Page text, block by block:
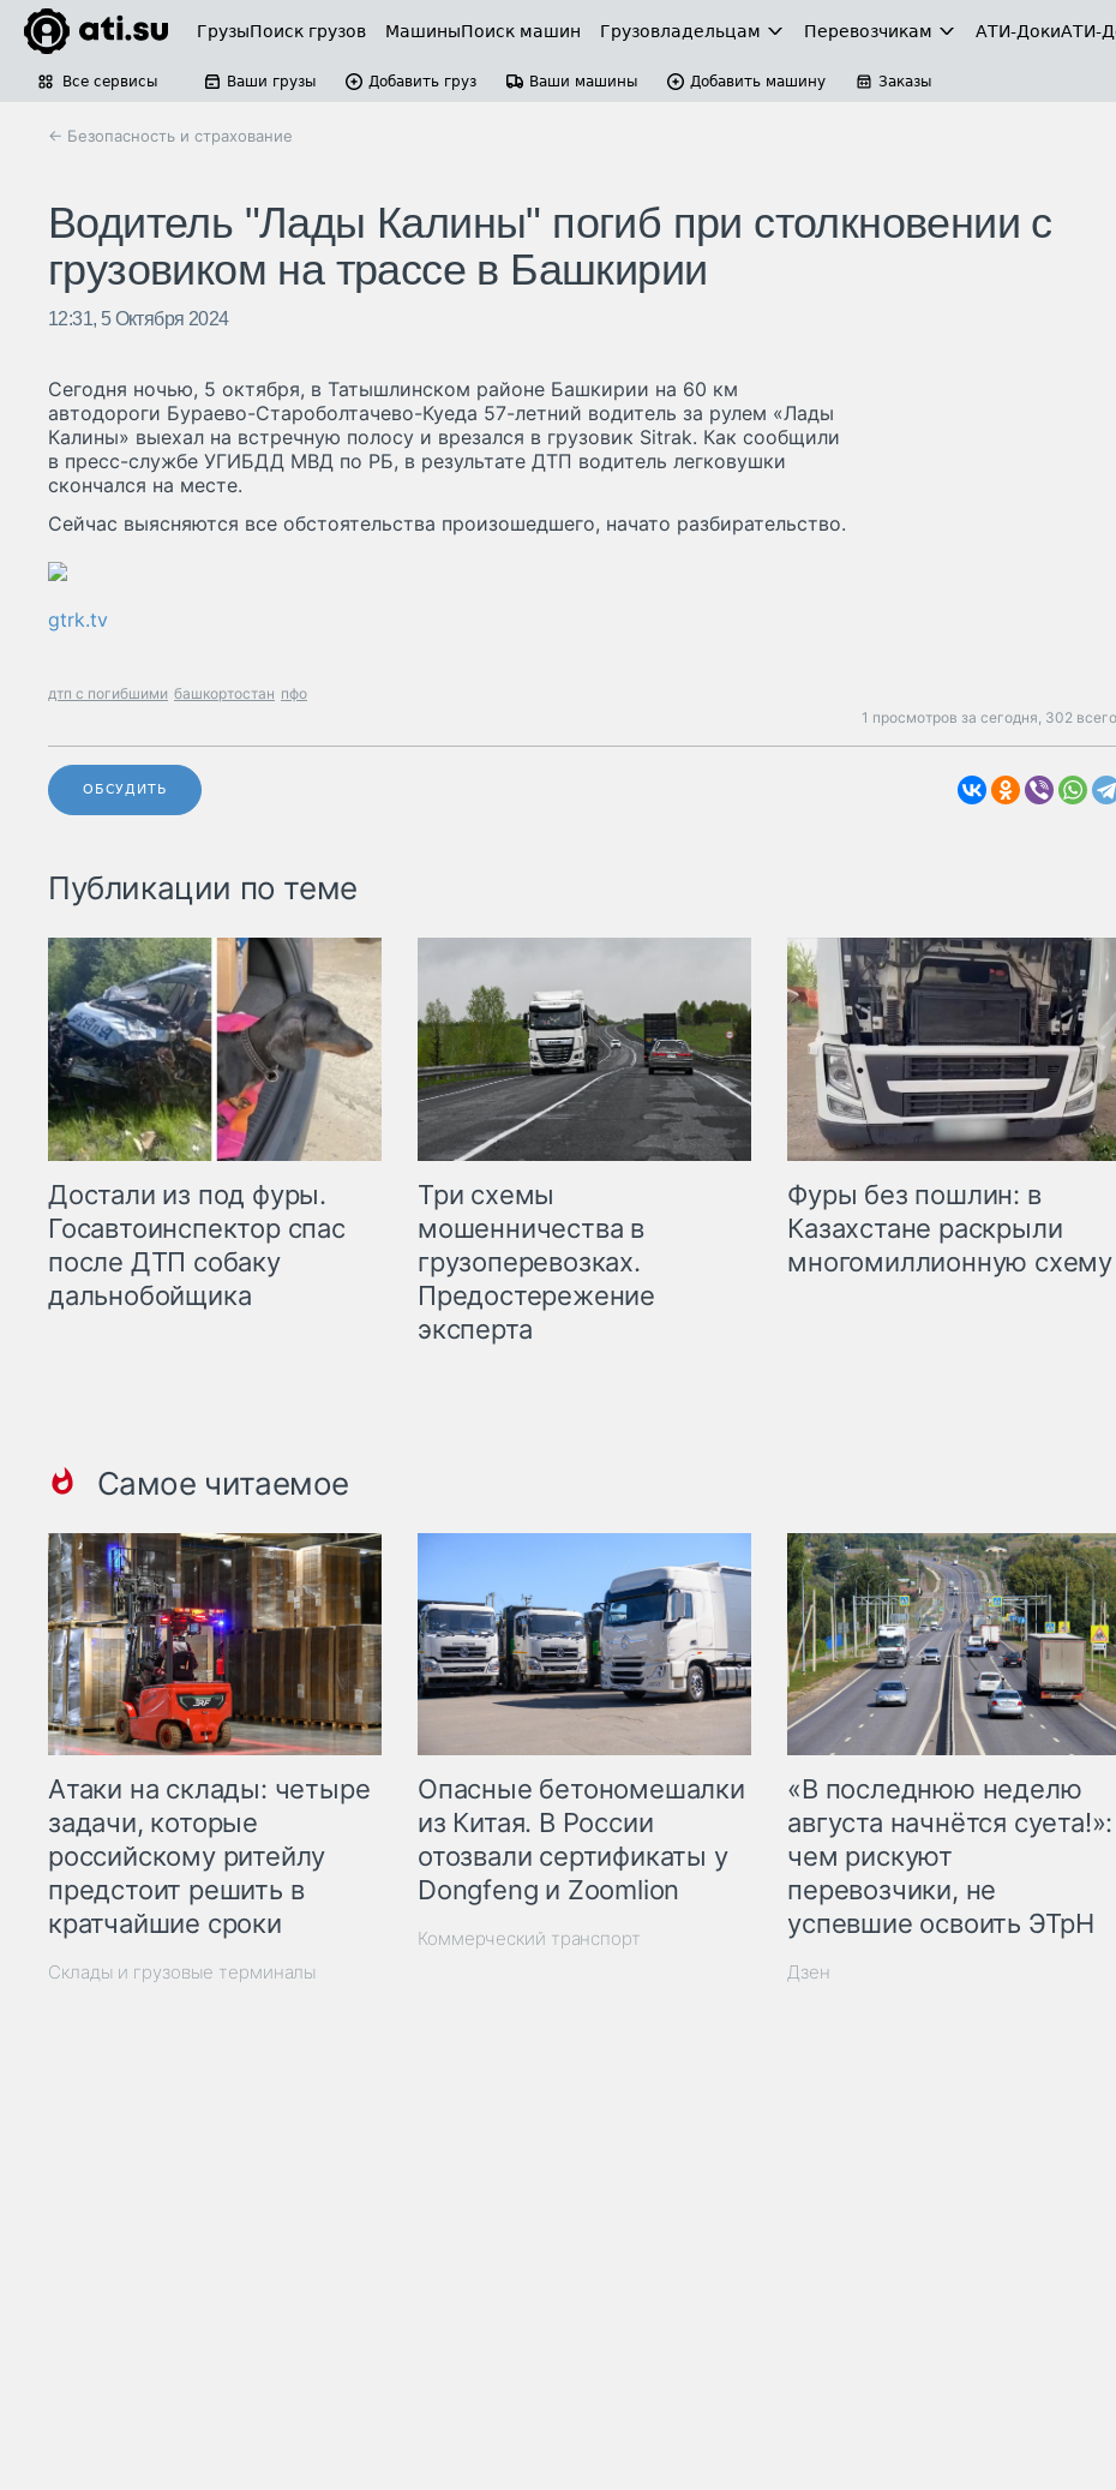
ГрузыПоиск грузов МашиныПоиск машин Грузовладельцам Перевозчикам АТИ-ДокиАТИ-
Все сервисы Ваши грузы Добавить груз Ваши машины Добавить машину Заказы
← Безопасность и страхование
Водитель "Лады Калины" погиб при столкновении с
грузовиком на трассе в Башкирии
12:31, 5 Октября 2024
Сегодня ночью, 5 октября, в Татышлинском районе Башкирии на 60 км
автодороги Бураево-Староболтачево-Куеда 57-летний водитель за рулем «Лады
Калины» выехал на встречную полосу и врезался в грузовик Sitrak. Как сообщили
в пресс-службе УГИБДД МВД по РБ, в результате ДТП водитель легковушки
скончался на месте.
Сейчас выясняются все обстоятельства произошедшего, начато разбирательство.
gtrk.tv
дтп с погибшими башкортостан пфо
1 просмотров за сегодня, 302
ОБСУДИТЬ
Публикации по теме
Достали из под фуры.
Госавтоинспектор спас
после ДТП собаку
дальнобойщика
Три схемы
мошенничества в
грузоперевозках.
Предостережение
эксперта
Фуры без пошлин: в
Казахстане раскрыли
многомиллионную схему
Самое читаемое
Атаки на склады: четыре
задачи, которые
российскому ритейлу
предстоит решить в
кратчайшие сроки
Склады и грузовые терминалы
Опасные бетономешалки
из Китая. В России
отозвали сертификаты у
Dongfeng и Zoomlion
Коммерческий транспорт
«В последнюю неделю
августа начнётся суета!»:
чем рискуют
перевозчики, не
успевшие освоить ЭТрН
Дзен